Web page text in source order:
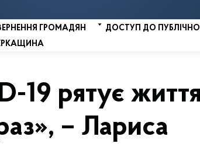
ГРОМАДЯН
ДОСТУП ДО
19 рятує
– Лариса